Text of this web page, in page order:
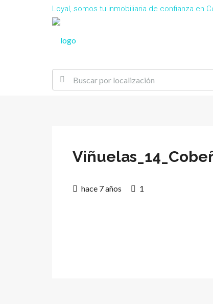
Loyal, somos tu inmobiliaria de confianza en
hace 7 años 1